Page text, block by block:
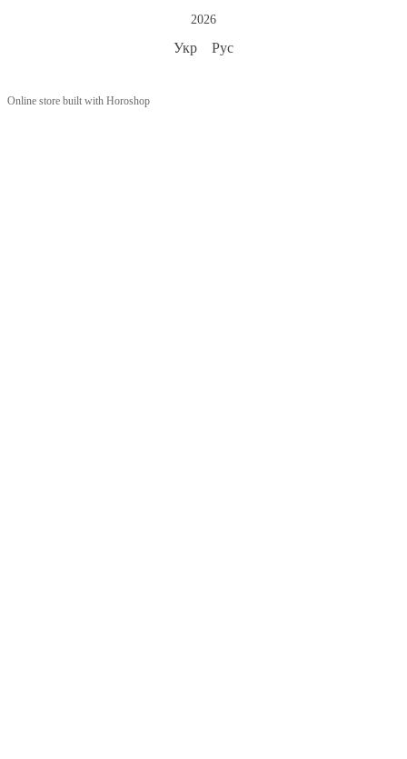
2026
Укр Рус
Online store built with Horoshop